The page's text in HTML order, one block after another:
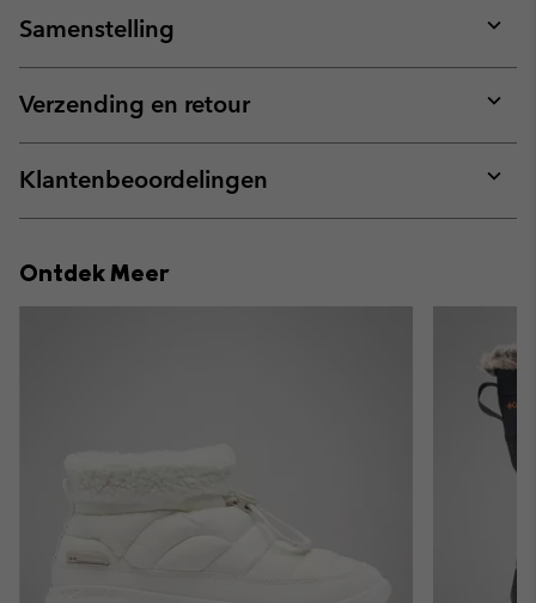
Samenstelling
or
Verzending en retour
or
Klantenbeoordelingen
or
Ontdek Meer